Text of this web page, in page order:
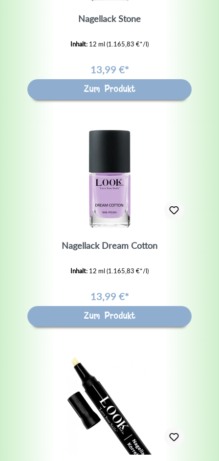
Nagellack Stone
Inhalt: 12 ml(1.165,83 €*/l)
13,99 €*
Zum Produkt
Nagellack Dream Cotton
Inhalt: 12 ml(1.165,83 €*/l)
13,99 €*
Zum Produkt